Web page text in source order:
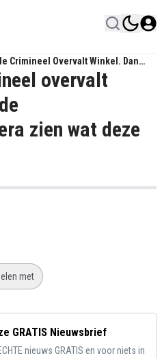
Crimineel Overvalt Winkel. Dan
Zien Wat Deze
overvalt
zien wat deze
met
GRATIS Nieuwsbrief
nieuws GRATIS en voor niets in